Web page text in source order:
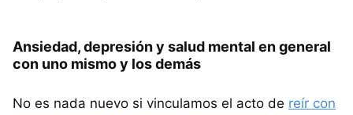
Ansiedad, depresión y salud mental en general
con uno mismo y los demás
No es nada nuevo si vinculamos el acto de reír con